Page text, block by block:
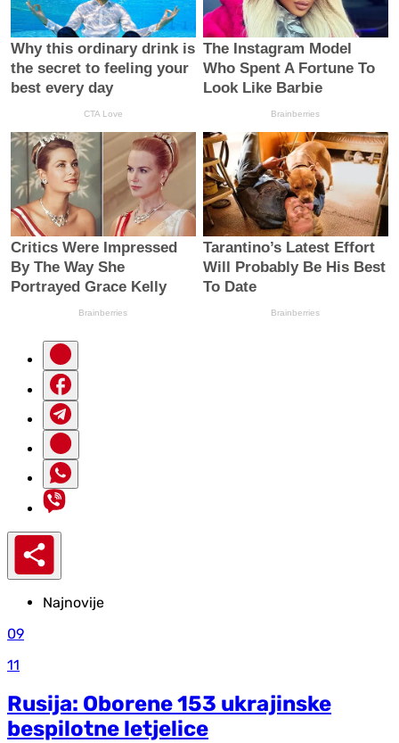
Najnovije
09
11
Rusija: Oborene 153 ukrajinske
bespilotne letjelice